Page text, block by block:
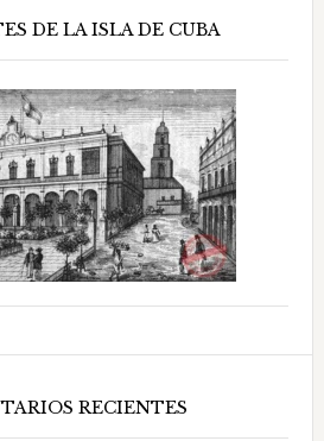
DE LA ISLA DE CUBA
RECIENTES